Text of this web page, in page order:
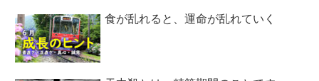
食が乱れると、運命が乱れていく